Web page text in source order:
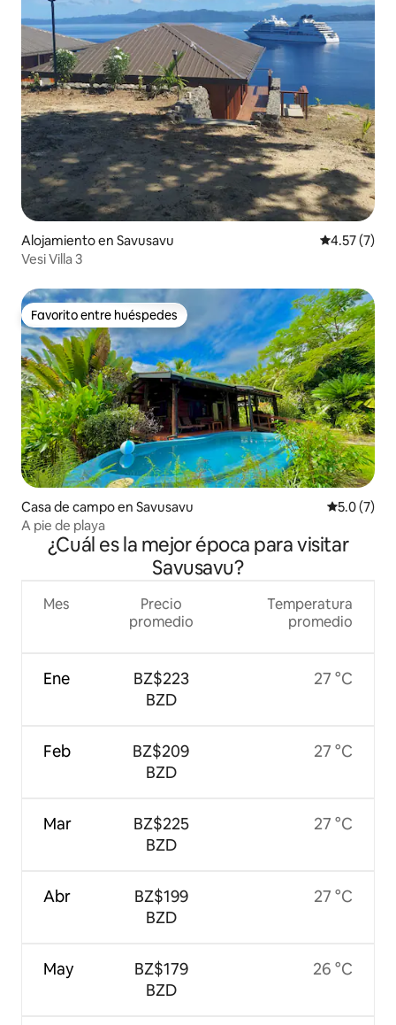
Alojamiento en Savusavu Calificación
4.57 (7)
Vesi Villa 3
Favorito entre huéspedes
Favorito entre huéspedes
Casa de campo en Savusavu
5.0 (7)
A pie de playa
¿Cuál es la mejor época para visitar
Savusavu?
Mes
Ene
Feb
Mar
Abr
May
Precio
promedio
BZ$223
BZD
BZ$209
BZD
BZ$225
BZD
BZ$199
BZD
BZ$179
BZD
Temperatura
promedio
27 °C
27 °C
27 °C
27 °C
26 °C